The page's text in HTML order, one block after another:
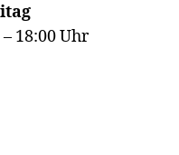
18:00 Uhr